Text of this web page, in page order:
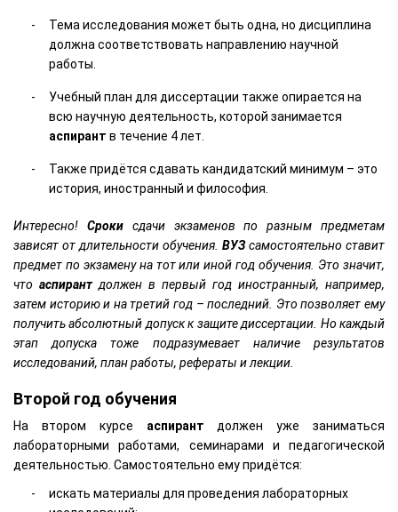
Тема исследования может быть одна, но дисциплина
должна соответствовать направлению научной
работы.
Учебный план для диссертации также опирается на
всю научную деятельность, которой занимается
аспирант в течение 4 лет.
Также придётся сдавать кандидатский минимум – это
история, иностранный и философия.
Интересно! Срокисдачи экзаменов по разным предметам
зависят от длительности обучения. ВУЗсамостоятельно ставит
предмет по экзамену на тот или иной год обучения. Это значит,
что аспирантдолжен в первый год иностранный, например,
затем историю и на третий год – последний. Это позволяет ему
получить абсолютный допуск к защите диссертации. Но каждый
этап допуска тоже подразумевает наличие результатов
исследований, план работы, рефераты и лекции.
Второй год обучения
На втором курсе аспирант должен уже заниматься
лабораторными работами, семинарами и педагогической
деятельностью. Самостоятельно ему придётся:
искать материалы для проведения лабораторных